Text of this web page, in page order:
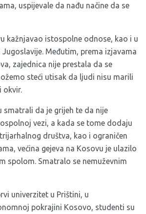
uspijevale da nađu načine da se
kažnjavao istospolne odnose, kao i u
Međutim, prema izjavama
zajednica nije prestala da se
steći utisak da ljudi nisu marili
okvir.
smatrali da je grijeh te da nije
vezi, a kada se tome dodaju
društva, kao i ograničen
većina gejeva na Kosovu je ulazilo
spolom. Smatralo se nemuževnim
univerzitet u Prištini, u
pokrajini Kosovo, studenti su